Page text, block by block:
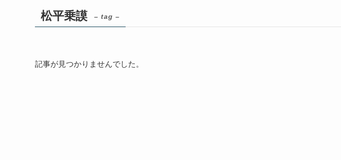
松平乗謨 – tag –
記事が見つかりませんでした。